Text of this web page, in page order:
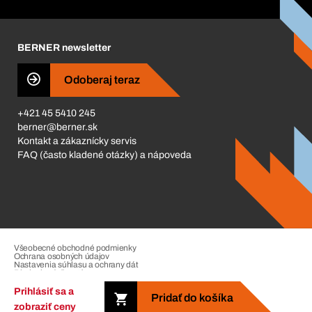
Prihlásiť sa a
zobraziť ceny
Pridať do košíka
Business Conduct
BERNER newsletter
Odoberaj teraz
+421 45 5410 245
berner@berner.sk
Kontakt a zákaznícky servis
FAQ (často kladené otázky) a nápoveda
Všeobecné obchodné podmienky
Ochrana osobných údajov
Nastavenia súhlasu a ochrany dát
Riadenie sťažností